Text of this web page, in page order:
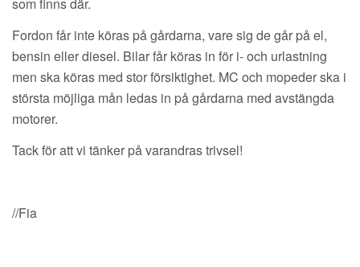
Fordon får inte köras på gårdarna, vare sig de går på el,
bensin eller diesel. Bilar får köras in för i- och urlastning
men ska köras med stor försiktighet. MC och mopeder ska i
största möjliga mån ledas in på gårdarna med avstängda
motorer.
Tack för att vi tänker på varandras trivsel!
//Fia